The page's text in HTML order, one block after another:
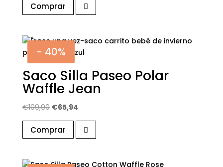
original
era:
actual
es:
Comprar
- 40%
Saco Silla Paseo Polar
Waffle Jean
€109,90 El
precio
original
era:
€65,94El
precio
actual
es:
Comprar